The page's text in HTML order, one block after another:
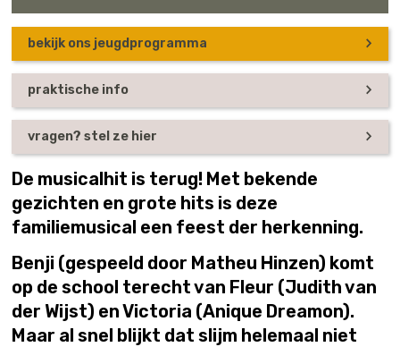
De musicalhit is terug! Met bekende
gezichten en grote hits is deze
familiemusical een feest der herkenning.
Benji (gespeeld door Matheu Hinzen) komt
op de school terecht van Fleur (Judith van
der Wijst) en Victoria (Anique Dreamon).
Maar al snel blijkt dat slijm helemaal niet
bekijk ons jeugdprogramma
praktische info
vragen? stel ze hier